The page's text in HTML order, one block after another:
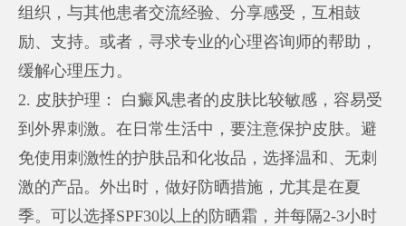
组织，与其他患者交流经验、分享感受，互相鼓
励、支持。或者，寻求专业的心理咨询师的帮助，
缓解心理压力。
2. 皮肤护理： 白癜风患者的皮肤比较敏感，容易受
到外界刺激。在日常生活中，要注意保护皮肤。避
免使用刺激性的护肤品和化妆品，选择温和、无刺
激的产品。外出时，做好防晒措施，尤其是在夏
季。可以选择SPF30以上的防晒霜，并每隔2-3小时